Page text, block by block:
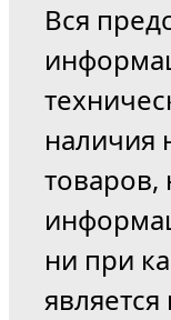
Вся
наличия
товаров,
ни при